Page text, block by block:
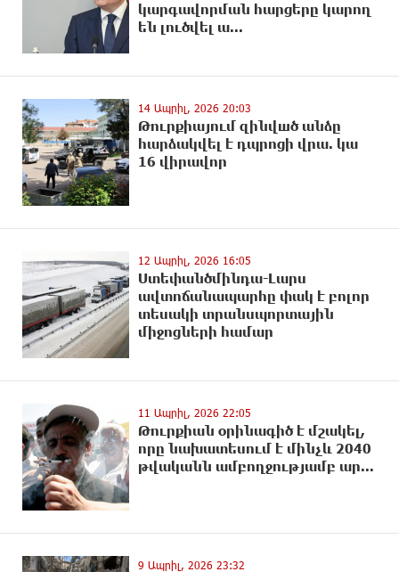
կարգավորման հարցերը կարող
են լուծվել ա...
14 Ապրիլ, 2026 20:03
Թուրքիայում զինվшծ անձը
hարձակվել է դպրոցի վրա. կա
16 վիրավnր
12 Ապրիլ, 2026 16:05
Ստեփանծմինդա-Լարս
ավտոճանապարհը փակ է բոլոր
տեսակի տրանսպորտային
միջոցների համար
11 Ապրիլ, 2026 22:05
Թուրքիան օրինագիծ է մշակել,
որը նախատեսում է մինչև 2040
թվականն ամբողջությամբ ար...
9 Ապրիլ, 2026 23:32